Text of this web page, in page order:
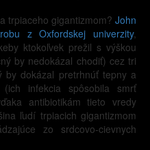
trpiaceho gigantizmom? John
z Oxfordskej univerzity,
ktokoľvek prežil s výškou
by nedokázal chodiť) cez tri
dokázal pretrhnúť tepny a
infekcia spôsobila smrť
antibiotikám tieto vredy
ľudí trpiacich gigantizmom
zo srdcovo-cievnych